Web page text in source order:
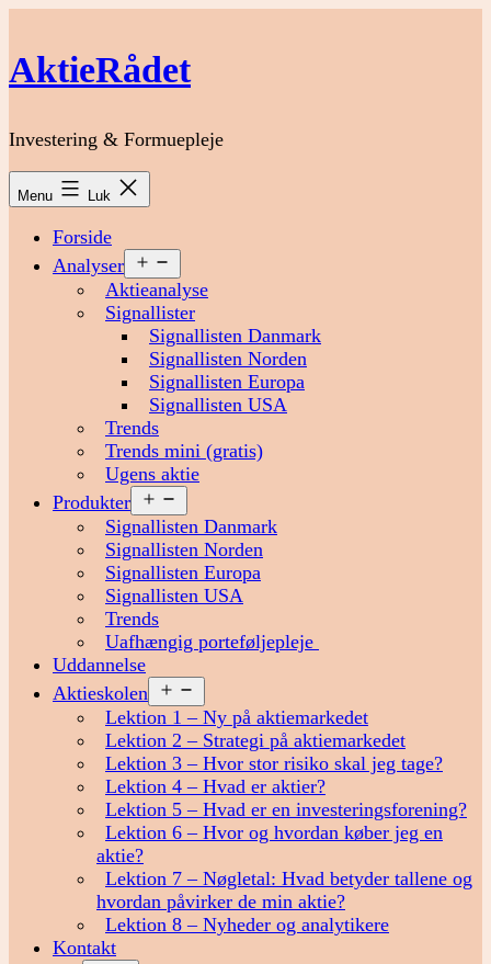
indhold
AktieRådet
Investering & Formuepleje
Menu Luk
Forside
Analyser
menu
Aktieanalyse
Signallister
Signallisten Danmark
Signallisten Norden
Signallisten Europa
Signallisten USA
Trends
Trends mini (gratis)
Ugens aktie
Produkter
menu
Signallisten Danmark
Signallisten Norden
Signallisten Europa
Signallisten USA
Trends
Uafhængig porteføljepleje
Uddannelse
Aktieskolen
menu
Lektion 1 – Ny på aktiemarkedet
Lektion 2 – Strategi på aktiemarkedet
Lektion 3 – Hvor stor risiko skal jeg tage?
Lektion 4 – Hvad er aktier?
Lektion 5 – Hvad er en investeringsforening?
Lektion 6 – Hvor og hvordan køber jeg en
aktie?
Lektion 7 – Nøgletal: Hvad betyder tallene og
hvordan påvirker de min aktie?
Lektion 8 – Nyheder og analytikere
Kontakt